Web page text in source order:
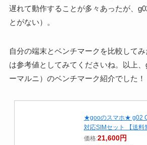
遅れて動作することが多々あったが、
とがない）。
自分の端末とベンチマークを比較して
は参考値としてみてくださいね。以上
ーマルニ）のベンチマーク紹介でした！
★gooのスマホ★ g02
対応SIMセット 【送料
価格:21,600円